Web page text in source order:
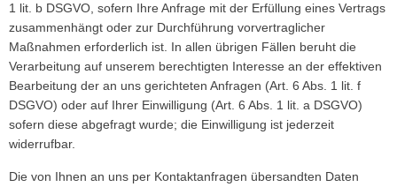
1 lit. b DSGVO, sofern Ihre Anfrage mit der Erfüllung eines Vertrags
zusammenhängt oder zur Durchführung vorvertraglicher
Maßnahmen erforderlich ist. In allen übrigen Fällen beruht die
Verarbeitung auf unserem berechtigten Interesse an der effektiven
Bearbeitung der an uns gerichteten Anfragen (Art. 6 Abs. 1 lit. f
DSGVO) oder auf Ihrer Einwilligung (Art. 6 Abs. 1 lit. a DSGVO)
sofern diese abgefragt wurde; die Einwilligung ist jederzeit
widerrufbar.
Die von Ihnen an uns per Kontaktanfragen übersandten Daten